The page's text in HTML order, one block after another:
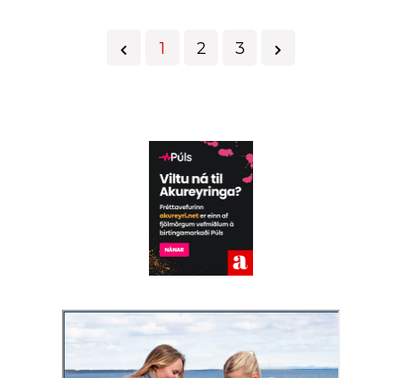
1 2 3